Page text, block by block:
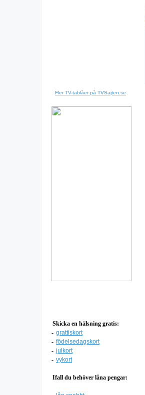
Fler TV-tablåer på TVSajten.se
Skicka en hälsning gratis:
- grattiskort
- födelsedagskort
- julkort
- vykort
Ifall du behöver låna pengar: